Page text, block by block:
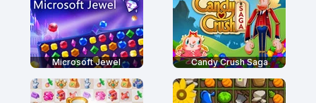
Microsoft Jewel Candy Crush Saga